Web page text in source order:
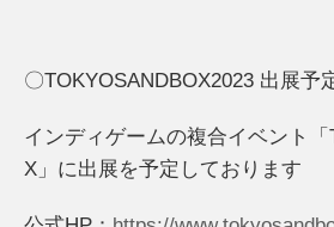
〇TOKYOSANDBOX2023 出展予
インディゲームの複合イベント
X」に出展を予定しております